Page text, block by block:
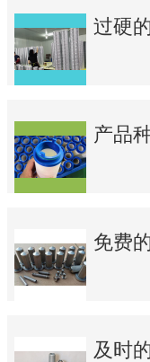
过硬
产品
免费
及时